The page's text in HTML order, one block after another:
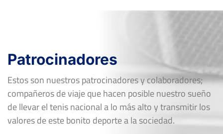
Patrocinadores
Estos son nuestros patrocinadores y colaboradores;
compañeros de viaje que hacen posible nuestro sueño
de llevar el tenis nacional a lo más alto y transmitir los
valores de este bonito deporte a la sociedad.